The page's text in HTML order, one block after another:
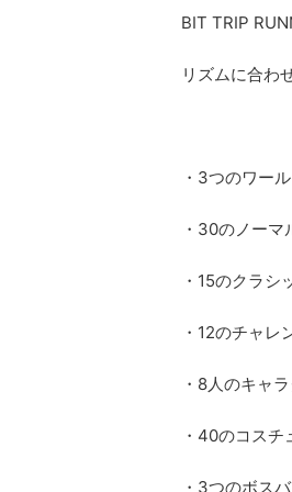
BIT TRIP
リズムに合わ
・3つのワー
・30のノーマ
・15のクラシ
・12のチャレ
・8人のキャ
・40のコスチ
・3つのボス